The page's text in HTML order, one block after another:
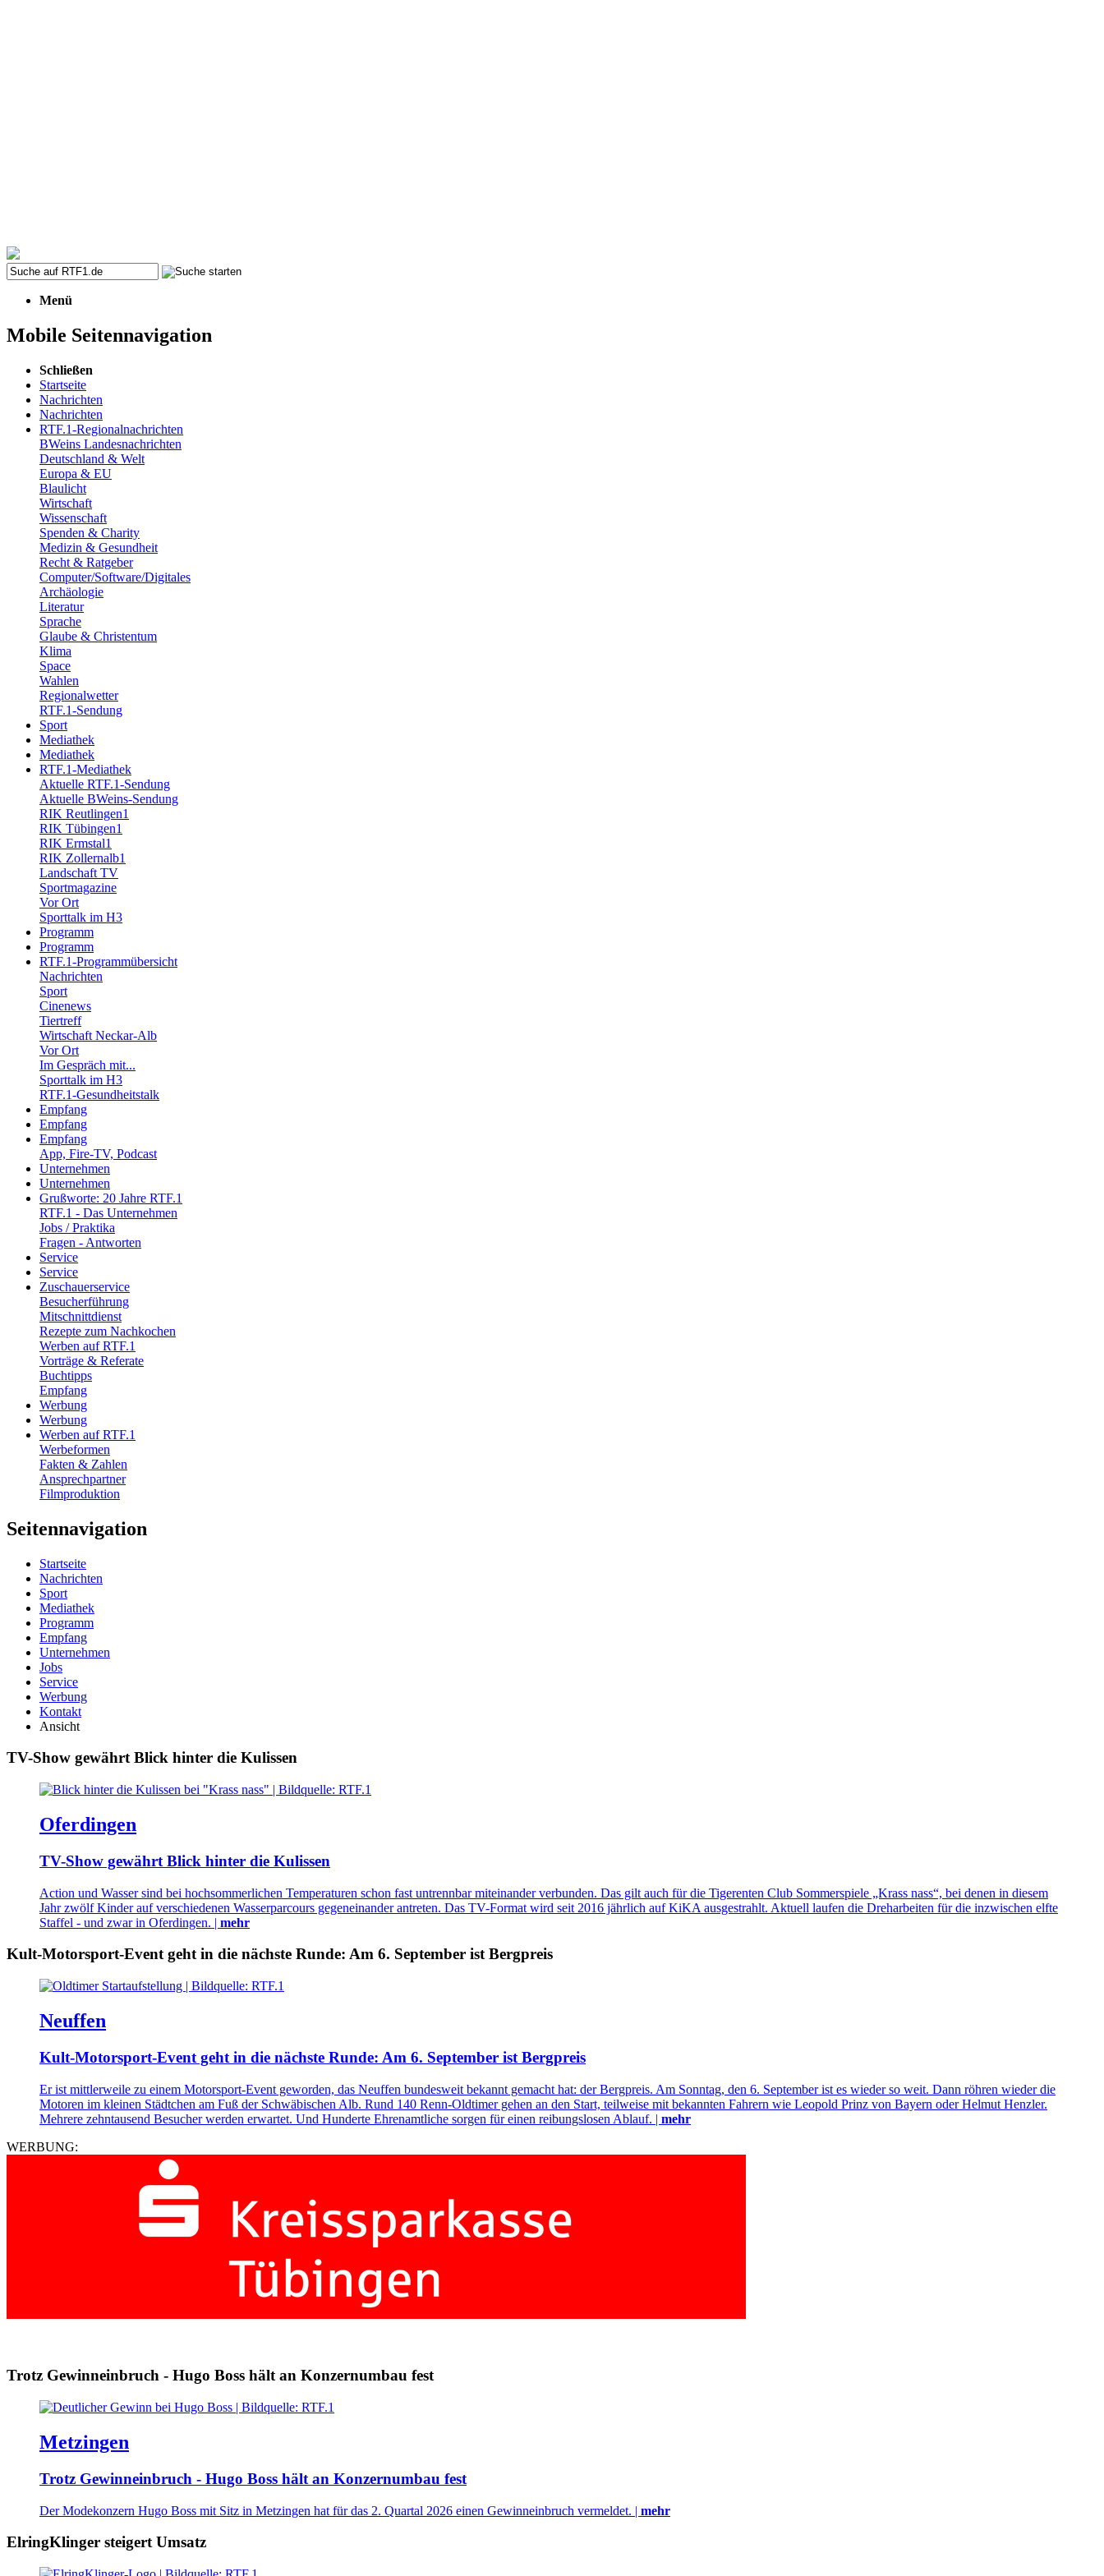
Menü
Mobile Seitennavigation
Schließen
Startseite
Nachrichten
Nachrichten
RTF.1-Regionalnachrichten
BWeins Landesnachrichten
Deutschland & Welt
Europa & EU
Blaulicht
Wirtschaft
Wissenschaft
Spenden & Charity
Medizin & Gesundheit
Recht & Ratgeber
Computer/Software/Digitales
Archäologie
Literatur
Sprache
Glaube & Christentum
Klima
Space
Wahlen
Regionalwetter
RTF.1-Sendung
Sport
Mediathek
Mediathek
RTF.1-Mediathek
Aktuelle RTF.1-Sendung
Aktuelle BWeins-Sendung
RIK Reutlingen1
RIK Tübingen1
RIK Ermstal1
RIK Zollernalb1
Landschaft TV
Sportmagazine
Vor Ort
Sporttalk im H3
Programm
Programm
RTF.1-Programmübersicht
Nachrichten
Sport
Cinenews
Tiertreff
Wirtschaft Neckar-Alb
Vor Ort
Im Gespräch mit...
Sporttalk im H3
RTF.1-Gesundheitstalk
Empfang
Empfang
Empfang
App, Fire-TV, Podcast
Unternehmen
Unternehmen
Grußworte: 20 Jahre RTF.1
RTF.1 - Das Unternehmen
Jobs / Praktika
Fragen - Antworten
Service
Service
Zuschauerservice
Besucherführung
Mitschnittdienst
Rezepte zum Nachkochen
Werben auf RTF.1
Vorträge & Referate
Buchtipps
Empfang
Werbung
Werbung
Werben auf RTF.1
Werbeformen
Fakten & Zahlen
Ansprechpartner
Filmproduktion
Seitennavigation
Startseite
Nachrichten
Sport
Mediathek
Programm
Empfang
Unternehmen
Jobs
Service
Werbung
Kontakt
Ansicht
TV-Show gewährt Blick hinter die Kulissen
Oferdingen
TV-Show gewährt Blick hinter die Kulissen
Action und Wasser sind bei hochsommerlichen Temperaturen schon fast untrennbar miteinander verbunden. Das gilt auch für die Tigerenten Club Sommerspiele „Krass nass“, bei denen in diesem
Jahr zwölf Kinder auf verschiedenen Wasserparcours gegeneinander antreten. Das TV-Format wird seit 2016 jährlich auf KiKA ausgestrahlt. Aktuell laufen die Dreharbeiten für die inzwischen elfte
Staffel - und zwar in Oferdingen. | mehr
Kult-Motorsport-Event geht in die nächste Runde: Am 6. September ist Bergpreis
Neuffen
Kult-Motorsport-Event geht in die nächste Runde: Am 6. September ist Bergpreis
Er ist mittlerweile zu einem Motorsport-Event geworden, das Neuffen bundesweit bekannt gemacht hat: der Bergpreis. Am Sonntag, den 6. September ist es wieder so weit. Dann röhren wieder die
Motoren im kleinen Städtchen am Fuß der Schwäbischen Alb. Rund 140 Renn-Oldtimer gehen an den Start, teilweise mit bekannten Fahrern wie Leopold Prinz von Bayern oder Helmut Henzler.
Mehrere zehntausend Besucher werden erwartet. Und Hunderte Ehrenamtliche sorgen für einen reibungslosen Ablauf. | mehr
WERBUNG:
Trotz Gewinneinbruch - Hugo Boss hält an Konzernumbau fest
Metzingen
Trotz Gewinneinbruch - Hugo Boss hält an Konzernumbau fest
Der Modekonzern Hugo Boss mit Sitz in Metzingen hat für das 2. Quartal 2026 einen Gewinneinbruch vermeldet. | mehr
ElringKlinger steigert Umsatz